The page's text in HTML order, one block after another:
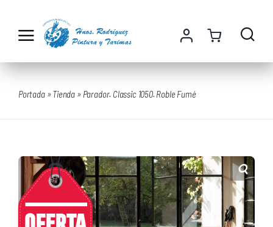
contenido
Portada»Tienda » Parador. Classic 1050. Roble Fumé